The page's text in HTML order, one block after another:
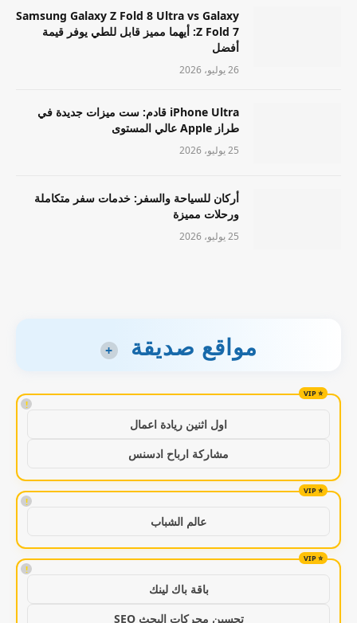
Samsung Galaxy Z Fold 8 Ultra vs Galaxy
Z Fold 7: أيهما مميز قابل للطي يوفر قيمة
أفضل
26 يوليو، 2026
iPhone Ultra قادم: ست ميزات جديدة في
طراز Apple عالي المستوى
25 يوليو، 2026
أركان للسياحة والسفر: خدمات سفر متكاملة
ورحلات مميزة
25 يوليو، 2026
مواقع صديقة +
!
اول اثنين ريادة اعمال
مشاركة ارباح ادسنس
!
عالم الشباب
!
باقة باك لينك
تحسين محركات البحث SEO